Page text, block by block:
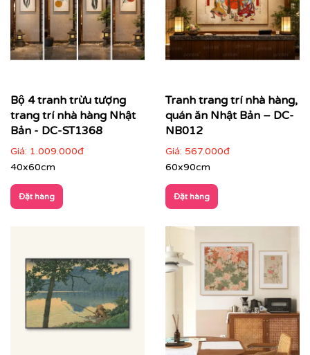
Một mẫu tranh Nhật cổ do Printek sản xuất
Với công nghệ in hiện đại, chúng tôi đảm bảo tái tạo lại
Printek còn hỗ trợ tư vấn miễn phí để giúp bạn chọn
được bức tranh phù hợp nhất với không gian và sở
thích của mình. Đặc biệt, chúng tôi còn cung cấp dịch
vụ vận chuyển trên toàn quốc, giúp bạn tiết kiệm thời
gian và công sức.
Bộ 4 tranh trừu tượng
trang trí nhà hàng Nhật
Bản - DC-ST1368
Giá: 1.009.000đ
40x60cm
Đặt hàng
Tranh trang trí nhà hàng,
quán ăn Nhật Bản – DC-
NB012
Giá: 567.000đ
60x90cm
Đặt hàng